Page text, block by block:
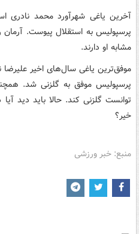
آخرین یاغی شهرآورد محمد نادری
پرسپولیس به استقلال پیوست.
مشابه او دارند.
موفق‌ترین یاغی سال‌های اخیر
پرسپولیس موفق به گلزنی شد.
توانست گلزنی کند. حالا باید دید
خیر؟
منبع: خبر ورزشی